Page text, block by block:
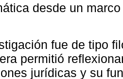
desde un
fue de tipo
permitió
jurídicas y su